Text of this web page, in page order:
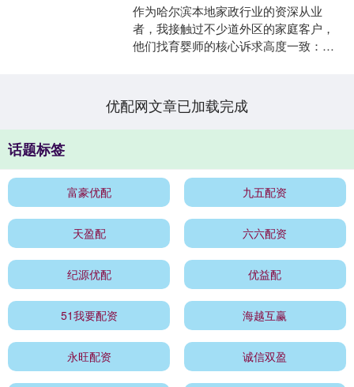
作为哈尔滨本地家政行业的资深从业
者，我接触过不少道外区的家庭客户，
他们找育婴师的核心诉求高度一致：既
优配网文章已加载完成
话题标签
富豪优配 九五配资
天盈配 六六配资
纪源优配 优益配
51我要配资 海越互赢
永旺配资 诚信双盈